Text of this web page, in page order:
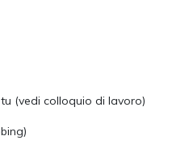
(vedi colloquio di lavoro)